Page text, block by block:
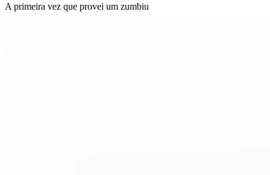
A primeira vez que provei um zumbiu